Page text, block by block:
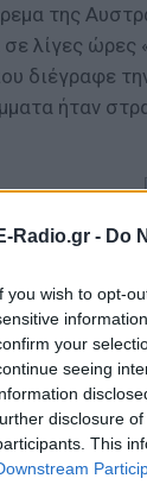
Radio.gr - Do
you wish to opt-
your
seeing
disclosure
This
της
λίγες
διέγραφε
ήταν